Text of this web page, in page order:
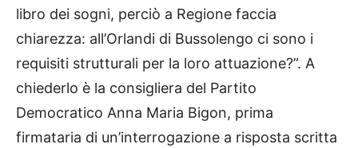
libro dei sogni, perciò a Regione faccia
chiarezza: all’Orlandi di Bussolengo ci sono i
requisiti strutturali per la loro attuazione?”. A
chiederlo è la consigliera del Partito
Democratico Anna Maria Bigon, prima
firmataria di un’interrogazione a risposta scritta